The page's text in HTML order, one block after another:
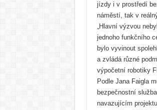
jízdy i v prostředí
náměstí, tak v
„Hlavní výzvou
jednoho funkčního
bylo vyvinout
a zvládá různé
výpočetní robotiky
Podle Jana Faigla
bezpečnostní
navazujícím